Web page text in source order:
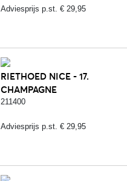
Adviesprijs p.st. € 29,95
RIETHOED NICE - 17.
CHAMPAGNE
211400
Adviesprijs p.st. € 29,95